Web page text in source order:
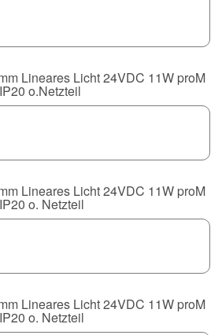
Lineares Licht 24VDC 11W proM
o.Netzteil
Lineares Licht 24VDC 11W proM
o. Netzteil
Lineares Licht 24VDC 11W proM
o. Netzteil